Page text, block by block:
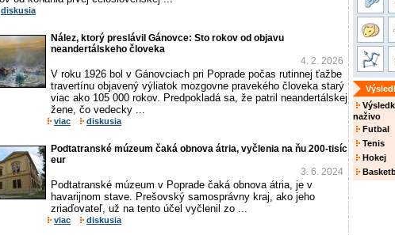
diskusia
Nález, ktorý preslávil Gánovce: Sto rokov od objavu
neandertálskeho človeka
4. 2. 2026
V roku 1926 bol v Gánovciach pri Poprade počas rutinnej ťažbe
travertínu objavený výliatok mozgovne pravekého človeka starý
viac ako 105 000 rokov. Predpokladá sa, že patril neandertálskej
žene, čo vedecky ...
viac diskusia
Podtatranské múzeum čaká obnova átria, vyčlenia na ňu 200-tisíc
eur
3. 6. 2024
Podtatranské múzeum v Poprade čaká obnova átria, je v
havarijnom stave. Prešovský samosprávny kraj, ako jeho
zriaďovateľ, už na tento účel vyčlenil zo ...
viac diskusia
naživo
Futbal
Tenis
Hokej